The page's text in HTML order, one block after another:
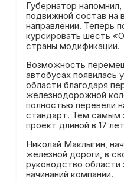
Губернатор
подвижной состав на
направлении. Теперь
курсировать шесть
страны модификации.
Возможность
автобусах появилась
области благодаря
железнодорожной
полностью перевели
стандарт. Тем самым
проект длиной в 17
Николай Маклыгин,
железной дороги, в
руководство
начинаний компании.